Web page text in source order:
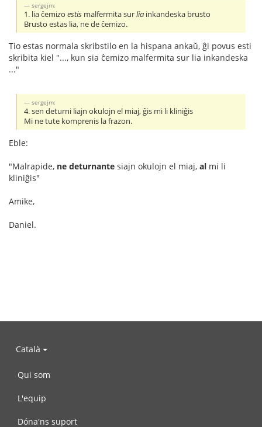
sergejm:
1. lia ĉemizoestis malfermita surlia inkandeska brusto
Brusto estas lia, ne de ĉemizo.
Tio estas normala skribstilo en la hispana ankaŭ, ĝi povus esti
skribita kiel "..., kun sia ĉemizo malfermita sur lia inkandeska
..."
sergejm:
4. sen deturni liajn okulojn el miaj, ĝis mi li kliniĝis
Mi ne tute komprenis la frazon.
Eble:
"Malrapide, ne deturnante siajn okulojn el miaj, al mi li
kliniĝis"
Amike,
Daniel.
Català
Qui som
L'equip
Dóna'ns suport